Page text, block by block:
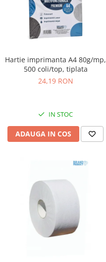
Hartie imprimanta A4 80g/mp,
500 coli/top, tiplata
24,19 RON
IN STOC
ADAUGA IN COS